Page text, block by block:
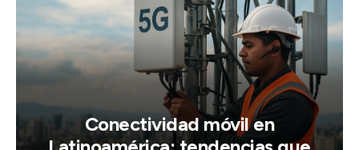
Conectividad móvil en